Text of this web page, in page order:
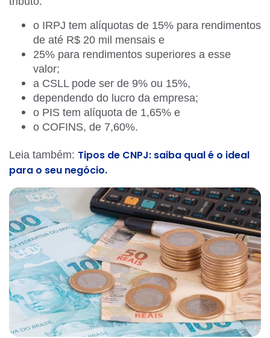
o IRPJ tem alíquotas de 15% para rendimentos
de até R$ 20 mil mensais e
25% para rendimentos superiores a esse
valor;
a CSLL pode ser de 9% ou 15%,
dependendo do lucro da empresa;
o PIS tem alíquota de 1,65% e
o COFINS, de 7,60%.
Leia também: Tipos de CNPJ: saiba qual é o ideal
para o seu negócio.